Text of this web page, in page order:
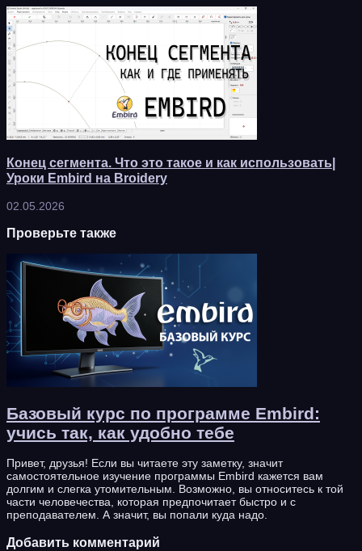
Конец сегмента. Что это такое и как использовать|
Уроки Embird на Broidery
02.05.2026
Проверьте также
Базовый курс по программе Embird:
учись так, как удобно тебе
Привет, друзья! Если вы читаете эту заметку, значит
самостоятельное изучение программы Embird кажется вам
долгим и слегка утомительным. Возможно, вы относитесь к той
части человечества, которая предпочитает быстро и с
преподавателем. А значит, вы попали куда надо.
Добавить комментарий